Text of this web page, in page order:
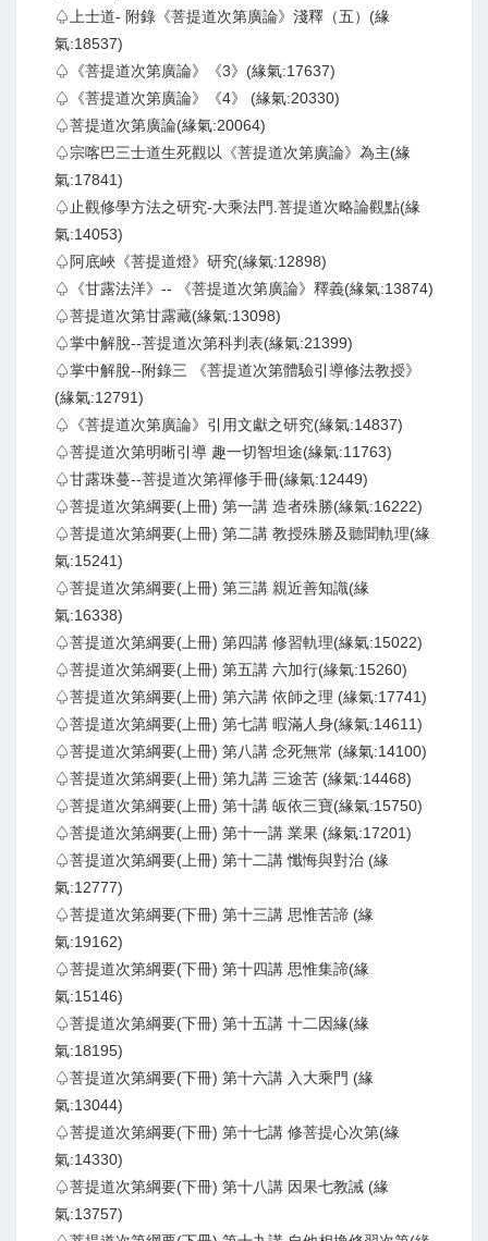
♤上士道- 附錄《菩提道次第廣論》淺釋（五）(緣
氣:18537)
♤《菩提道次第廣論》《3》(緣氣:17637)
♤《菩提道次第廣論》《4》 (緣氣:20330)
♤菩提道次第廣論(緣氣:20064)
♤宗喀巴三士道生死觀以《菩提道次第廣論》為主(緣
氣:17841)
♤止觀修學方法之研究-大乘法門.菩提道次略論觀點(緣
氣:14053)
♤阿底峽《菩提道燈》研究(緣氣:12898)
♤《甘露法洋》-- 《菩提道次第廣論》釋義(緣氣:13874)
♤菩提道次第甘露藏(緣氣:13098)
♤掌中解脫--菩提道次第科判表(緣氣:21399)
♤掌中解脫--附錄三 《菩提道次第體驗引導修法教授》
(緣氣:12791)
♤《菩提道次第廣論》引用文獻之研究(緣氣:14837)
♤菩提道次第明晰引導 趣一切智坦途(緣氣:11763)
♤甘露珠蔓--菩提道次第禪修手冊(緣氣:12449)
♤菩提道次第綱要(上冊) 第一講 造者殊勝(緣氣:16222)
♤菩提道次第綱要(上冊) 第二講 教授殊勝及聽聞軌理(緣
氣:15241)
♤菩提道次第綱要(上冊) 第三講 親近善知識(緣
氣:16338)
♤菩提道次第綱要(上冊) 第四講 修習軌理(緣氣:15022)
♤菩提道次第綱要(上冊) 第五講 六加行(緣氣:15260)
♤菩提道次第綱要(上冊) 第六講 依師之理 (緣氣:17741)
♤菩提道次第綱要(上冊) 第七講 暇滿人身(緣氣:14611)
♤菩提道次第綱要(上冊) 第八講 念死無常 (緣氣:14100)
♤菩提道次第綱要(上冊) 第九講 三途苦 (緣氣:14468)
♤菩提道次第綱要(上冊) 第十講 皈依三寶(緣氣:15750)
♤菩提道次第綱要(上冊) 第十一講 業果 (緣氣:17201)
♤菩提道次第綱要(上冊) 第十二講 懺悔與對治 (緣
氣:12777)
♤菩提道次第綱要(下冊) 第十三講 思惟苦諦 (緣
氣:19162)
♤菩提道次第綱要(下冊) 第十四講 思惟集諦(緣
氣:15146)
♤菩提道次第綱要(下冊) 第十五講 十二因緣(緣
氣:18195)
♤菩提道次第綱要(下冊) 第十六講 入大乘門 (緣
氣:13044)
♤菩提道次第綱要(下冊) 第十七講 修菩提心次第(緣
氣:14330)
♤菩提道次第綱要(下冊) 第十八講 因果七教誡 (緣
氣:13757)